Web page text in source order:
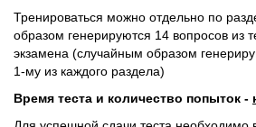
Тренироваться можно отдельно по
образом генерируются 14 вопросов из
экзамена (случайным образом
1-му из каждого раздела)
Время теста и количество попыток -